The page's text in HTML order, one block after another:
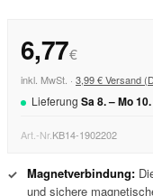
6,77€
inkl. MwSt. · 3,99 € Versand
Lieferung Sa8. –Mo10.
Art.-Nr.KB14-1902202
✓ Magnetverbindung:
und sichere